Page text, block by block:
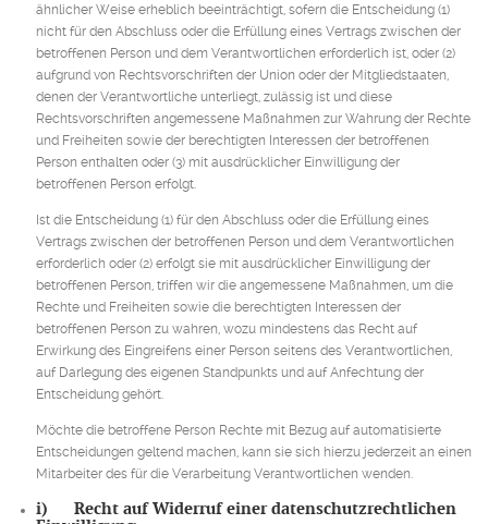
ähnlicher Weise erheblich beeinträchtigt, sofern die Entscheidung (1)
nicht für den Abschluss oder die Erfüllung eines Vertrags zwischen der
betroffenen Person und dem Verantwortlichen erforderlich ist, oder (2)
aufgrund von Rechtsvorschriften der Union oder der Mitgliedstaaten,
denen der Verantwortliche unterliegt, zulässig ist und diese
Rechtsvorschriften angemessene Maßnahmen zur Wahrung der Rechte
und Freiheiten sowie der berechtigten Interessen der betroffenen
Person enthalten oder (3) mit ausdrücklicher Einwilligung der
betroffenen Person erfolgt.
Ist die Entscheidung (1) für den Abschluss oder die Erfüllung eines
Vertrags zwischen der betroffenen Person und dem Verantwortlichen
erforderlich oder (2) erfolgt sie mit ausdrücklicher Einwilligung der
betroffenen Person, triffen wir die angemessene Maßnahmen, um die
Rechte und Freiheiten sowie die berechtigten Interessen der
betroffenen Person zu wahren, wozu mindestens das Recht auf
Erwirkung des Eingreifens einer Person seitens des Verantwortlichen,
auf Darlegung des eigenen Standpunkts und auf Anfechtung der
Entscheidung gehört.
Möchte die betroffene Person Rechte mit Bezug auf automatisierte
Entscheidungen geltend machen, kann sie sich hierzu jederzeit an einen
Mitarbeiter des für die Verarbeitung Verantwortlichen wenden.
i) Recht auf Widerruf einer datenschutzrechtlichen